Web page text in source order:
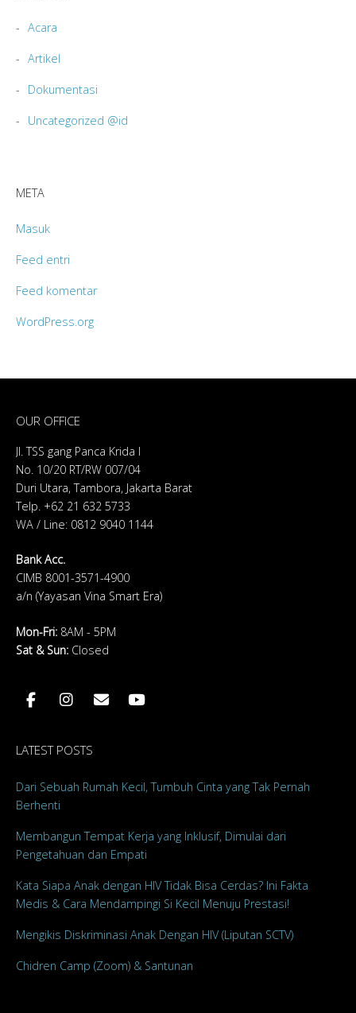
Acara
Artikel
Dokumentasi
Uncategorized @id
META
Masuk
Feed entri
Feed komentar
WordPress.org
OUR OFFICE
Jl. TSS gang Panca Krida I
No. 10/20 RT/RW 007/04
Duri Utara, Tambora, Jakarta Barat
Telp. +62 21 632 5733
WA / Line: 0812 9040 1144
Bank Acc.
CIMB 8001-3571-4900
a/n (Yayasan Vina Smart Era)
Mon-Fri: 8AM - 5PM
Sat & Sun: Closed
LATEST POSTS
Dari Sebuah Rumah Kecil, Tumbuh Cinta yang Tak Pernah
Berhenti
Membangun Tempat Kerja yang Inklusif, Dimulai dari
Pengetahuan dan Empati
Kata Siapa Anak dengan HIV Tidak Bisa Cerdas? Ini Fakta
Medis & Cara Mendampingi Si Kecil Menuju Prestasi!
Mengikis Diskriminasi Anak Dengan HIV (Liputan SCTV)
Chidren Camp (Zoom) & Santunan